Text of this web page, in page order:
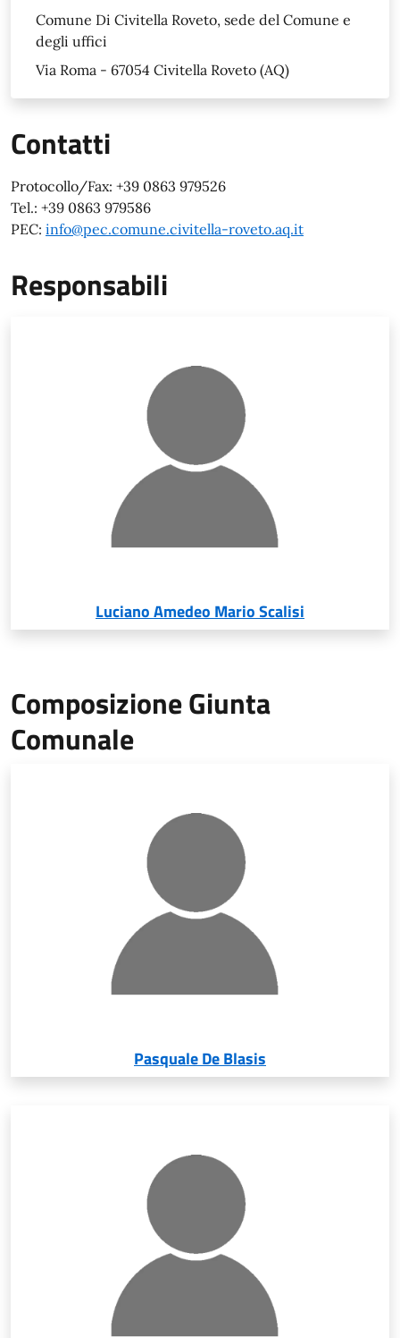
Comune Di Civitella Roveto, sede del Comune e
degli uffici
Via Roma - 67054 Civitella Roveto (AQ)
Contatti
Protocollo/Fax: +39 0863 979526
Tel.: +39 0863 979586
PEC: info@pec.comune.civitella-roveto.aq.it
Responsabili
Luciano Amedeo Mario Scalisi
Composizione Giunta
Comunale
Pasquale De Blasis